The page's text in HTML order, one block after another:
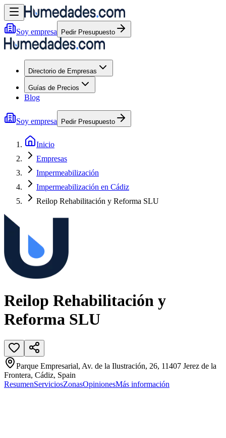
Soy empresa Pedir Presupuesto
Directorio de Empresas
Guías de Precios
Blog
Soy empresa Pedir Presupuesto
Inicio
Empresas
Impermeabilización
Impermeabilización en Cádiz
Reilop Rehabilitación y Reforma SLU
Reilop Rehabilitación y
Reforma SLU
Parque Empresarial, Av. de la Ilustración, 26, 11407 Jerez de la
Frontera, Cádiz, Spain
ResumenServiciosZonasOpinionesMás información